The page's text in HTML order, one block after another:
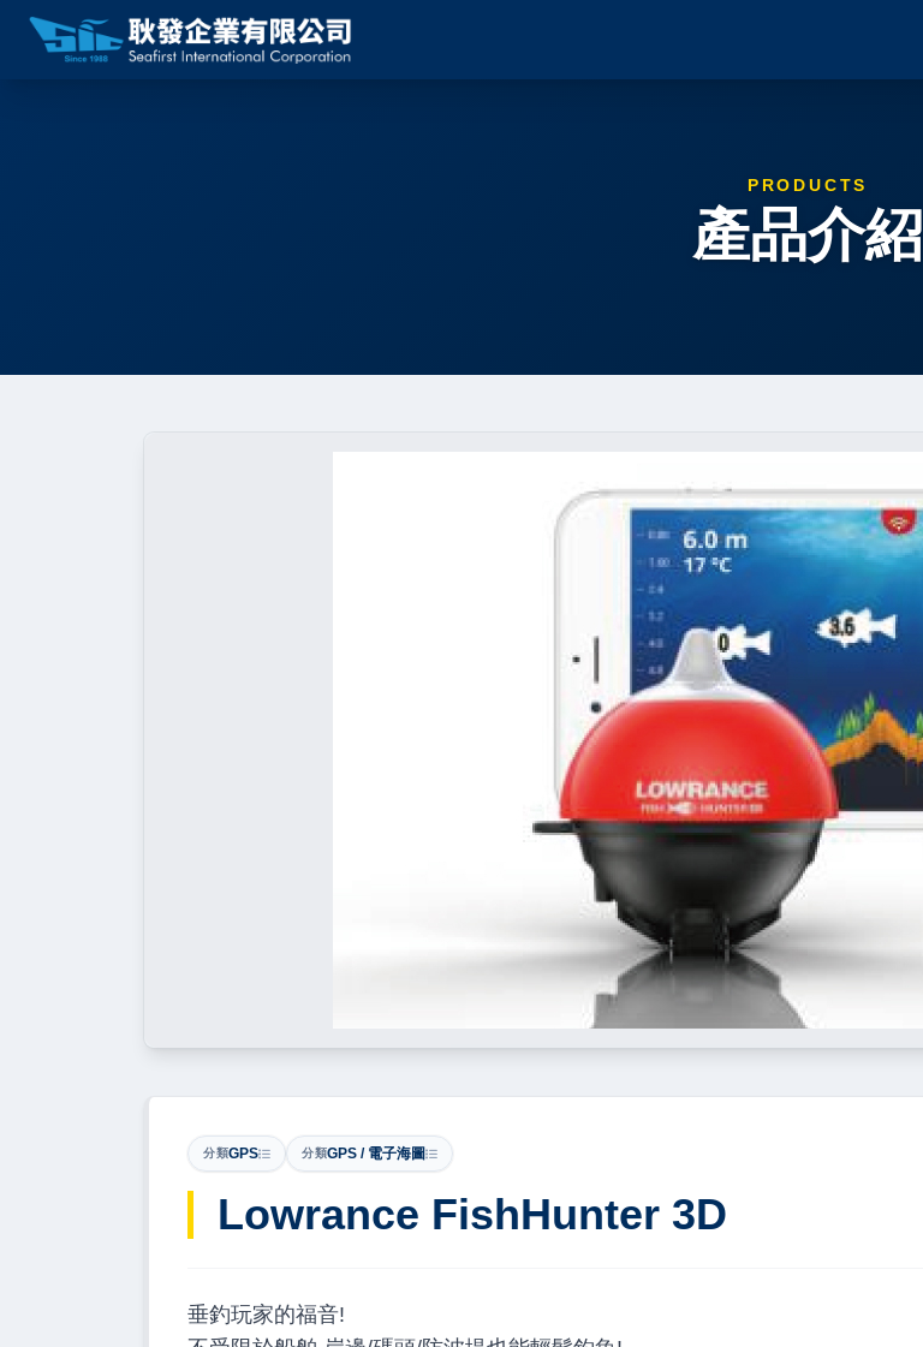
PRODUCTS
產品介紹
分類GPS 分類GPS / 電子海圖
Lowrance FishHunter 3D
垂釣玩家的福音!